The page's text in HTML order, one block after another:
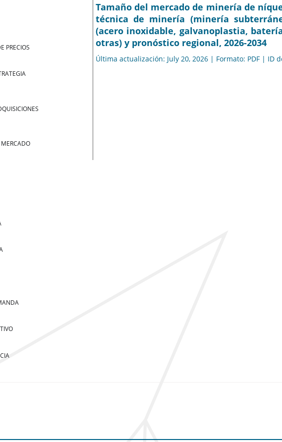
PRECIOS
Tamaño del mercado de minería de
técnica de minería (minería
(acero inoxidable, galvanoplastia,
otras) y pronóstico regional, 2026-2034
Última actualización: July 20, 2026 | Formato: PDF | ID